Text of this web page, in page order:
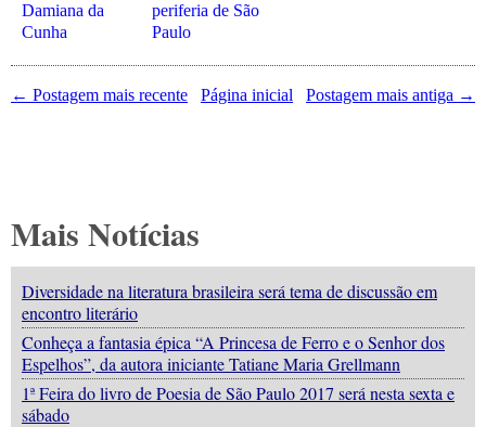
Damiana da
Cunha
periferia de São
Paulo
← Postagem mais recente Postagem mais antiga →
Página inicial
Mais Notícias
Diversidade na literatura brasileira será tema de discussão em
encontro literário
Conheça a fantasia épica “A Princesa de Ferro e o Senhor dos
Espelhos”, da autora iniciante Tatiane Maria Grellmann
1ª Feira do livro de Poesia de São Paulo 2017 será nesta sexta e
sábado